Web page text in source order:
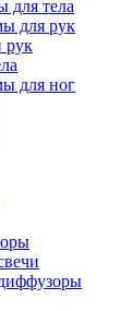
для тела
для рук
рук
для ног